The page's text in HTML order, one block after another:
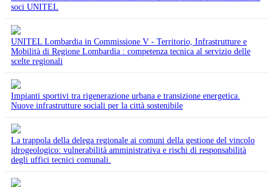
soci UNITEL
UNITEL Lombardia in Commissione V - Territorio, Infrastrutture e
Mobilità di Regione Lombardia : competenza tecnica al servizio delle
scelte regionali
Impianti sportivi tra rigenerazione urbana e transizione energetica.
Nuove infrastrutture sociali per la città sostenibile
La trappola della delega regionale ai comuni della gestione del vincolo
idrogeologico: vulnerabilità amministrativa e rischi di responsabilità
degli uffici tecnici comunali.